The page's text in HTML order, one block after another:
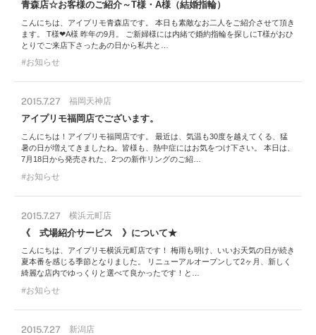
青森店☆お客様のご紹介～T様・A様（結婚指輪）
こんにちは、アイプリモ青森店です。 本日も素敵なお二人をご紹介させて頂き
ます。 T様❤A様 昨年の9月。 ご新婦様には内緒で婚約指輪を探しにT様がおひ
とりでご来店下さったあの日から私共と…
お知らせ
2015.7.27 福岡天神店
アイプリモ福岡店でございます。
こんにちは！アイプリモ福岡店です。 最近は、気温も30度を越えてくる、猛
暑の日が増えてきましたね。皆様も、熱中症にはお気をつけ下さい。 本日は、
7月18日から発売された、2つの新作リングのご紹…
お知らせ
2015.7.27 横浜元町店
《 式場紹介サービス 》について★
こんにちは、アイプリモ横浜元町店です！ 梅雨も明け、いいお天気の日が続き
夏本番を感じる季節となりました。 リニューアルオープンして2ヶ月、新しく
綺麗な店内でゆっくりと選べて良かったです！と…
お知らせ
2015.7.27 新潟店